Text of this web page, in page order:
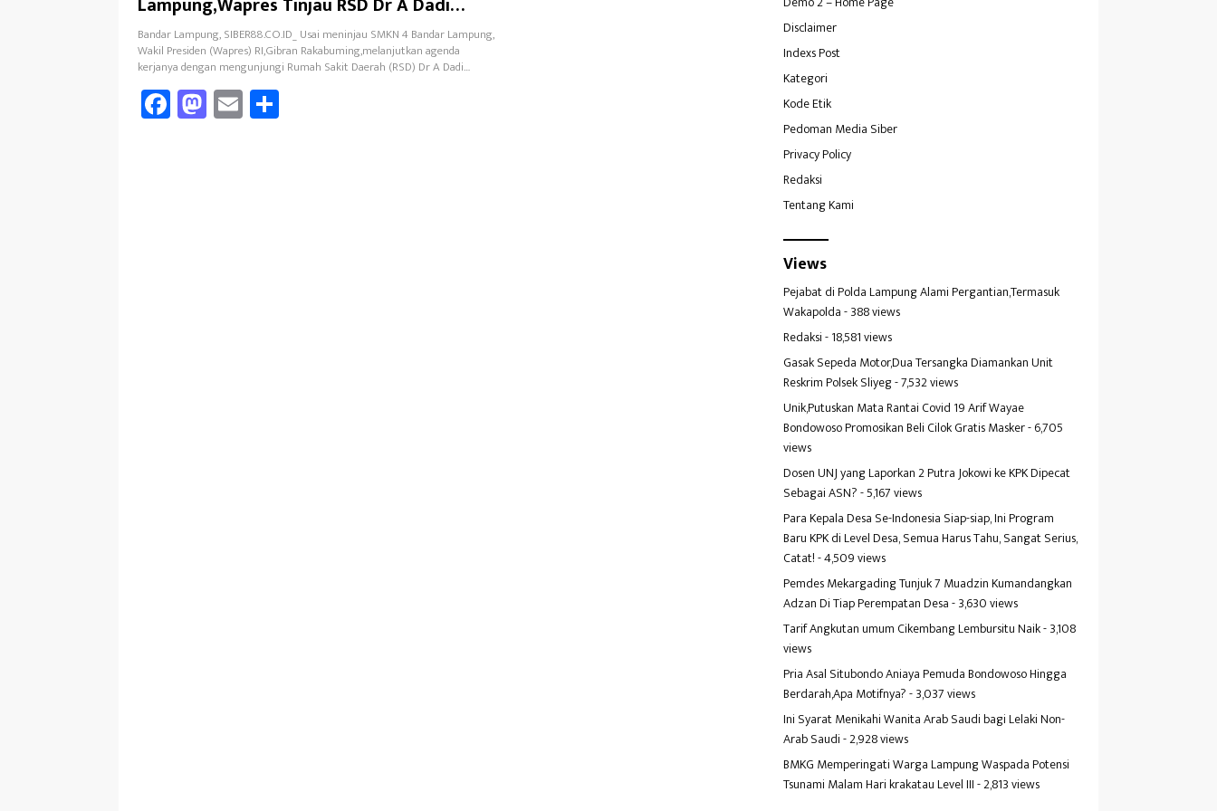
Tjokrodipo
Bandar Lampung, SIBER88.CO.ID_ Usai meninjau SMKN 4 Bandar Lampung,
Wakil Presiden (Wapres) RI,Gibran Rakabuming,melanjutkan agenda
kerjanya dengan mengunjungi Rumah Sakit Daerah (RSD) Dr A Dadi…
Fa
ce
M
as
E
m
Disclaimer
Indexs Post
Kategori
Kode Etik
Pedoman Media Siber
Privacy Policy
Redaksi
Tentang Kami
Views
Pejabat di Polda Lampung Alami Pergantian,Termasuk
Wakapolda- 388 views
Redaksi- 18,581 views
Gasak Sepeda Motor,Dua Tersangka Diamankan Unit
Reskrim Polsek Sliyeg- 7,532 views
Unik,Putuskan Mata Rantai Covid 19 Arif Wayae
Bondowoso Promosikan Beli Cilok Gratis Masker- 6,705
views
Dosen UNJ yang Laporkan 2 Putra Jokowi ke KPK Dipecat
Sebagai ASN?- 5,167 views
Para Kepala Desa Se-Indonesia Siap-siap, Ini Program
Baru KPK di Level Desa, Semua Harus Tahu, Sangat Serius,
Catat!- 4,509 views
Pemdes Mekargading Tunjuk 7 Muadzin Kumandangkan
Adzan Di Tiap Perempatan Desa- 3,630 views
Tarif Angkutan umum Cikembang Lembursitu Naik- 3,108
views
Pria Asal Situbondo Aniaya Pemuda Bondowoso Hingga
Berdarah,Apa Motifnya?- 3,037 views
Ini Syarat Menikahi Wanita Arab Saudi bagi Lelaki Non-
Arab Saudi- 2,928 views
BMKG Memperingati Warga Lampung Waspada Potensi
Tsunami Malam Hari krakatau Level III- 2,813 views